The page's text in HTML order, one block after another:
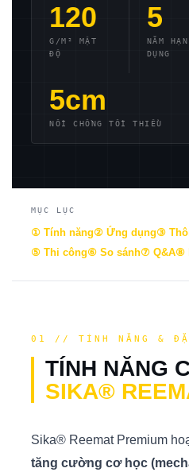
120
G/M² MẬT
ĐỘ
5
NĂM
DỤNG
5cm
NỐI CHỒNG TỐI THIỂU
MỤC LỤC
① Tính năng② Ứng dụng③
⑤ Thi công⑥ So sánh⑦ Q&A⑧
01 // TÍNH NĂNG &
TÍNH NĂNG
SIKA®
Sika® Reemat Premium
tăng cường cơ học